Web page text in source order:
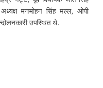
मनमोहन सिंह मल्ल, ओपी
उपस्थित थे.